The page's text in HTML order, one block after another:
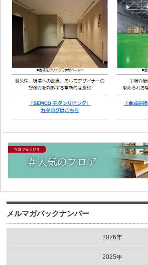
メルマガバックナンバー
2026年
2025年